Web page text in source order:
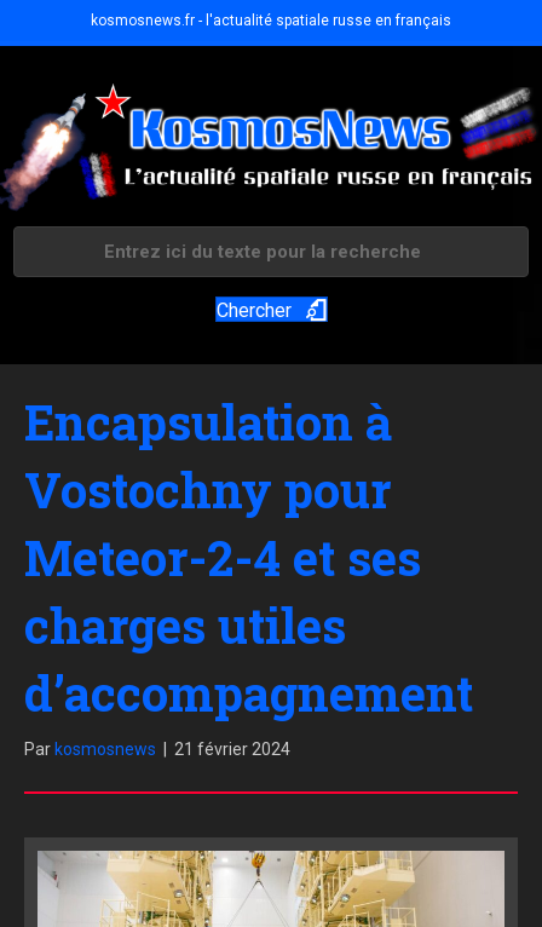
kosmosnews.fr - l'actualité spatiale russe en français
Chercher
Encapsulation à
Vostochny pour
Meteor-2-4 et ses
charges utiles
d’accompagnement
Par kosmosnews 21 février 2024